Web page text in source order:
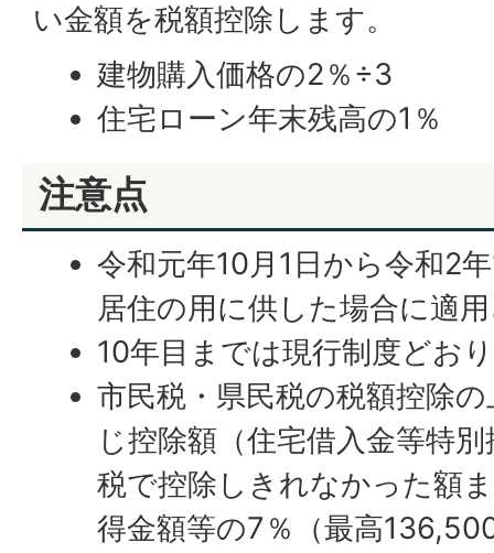
い金額を税額控除します。
建物購入価格の2％÷3
住宅ローン年末残高の1％
注意点
令和元年10月1日から令和2
居住の用に供した場合に適
10年目までは現行制度どお
市民税・県民税の税額控除
じ控除額（住宅借入金等特
税で控除しきれなかった額
得金額等の7％（最高